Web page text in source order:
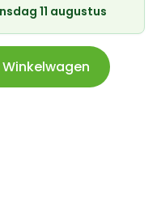
11 augustus